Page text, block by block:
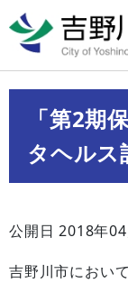
「第2期
タヘルス
公開日 2018年
吉野川市におい